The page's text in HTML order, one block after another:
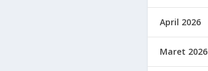
April 2026
Maret 2026